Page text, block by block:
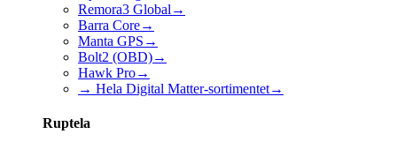
Remora3 Global →
Barra Core→
Manta GPS →
Bolt2 (OBD)→
Hawk Pro→
→ Hela Digital Matter-sortimentet→
Ruptela